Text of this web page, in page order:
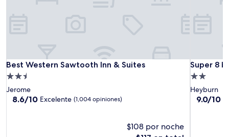
Best Western Sawtooth Inn & Suites
Best Western Sawtooth Inn & Suites
Propiedad
de
2.5
Jerome
8.6
8.6/10 Excelente (1,004 opiniones)
$108 por noche
Super 8
Super 8
Propiedad
de
2.0
Heyburn
9.0
9.0/10